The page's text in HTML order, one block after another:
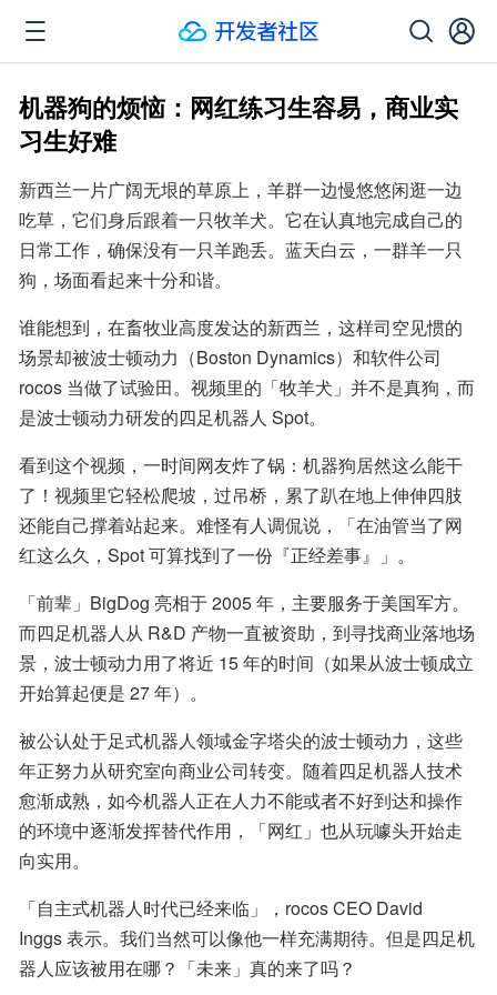
机器狗的烦恼：网红练习生容易，商业实
习生好难
新西兰一片广阔无垠的草原上，羊群一边慢悠悠闲逛一边
吃草，它们身后跟着一只牧羊犬。它在认真地完成自己的
日常工作，确保没有一只羊跑丢。蓝天白云，一群羊一只
狗，场面看起来十分和谐。
谁能想到，在畜牧业高度发达的新西兰，这样司空见惯的
场景却被波士顿动力（Boston Dynamics）和软件公司
rocos 当做了试验田。视频里的「牧羊犬」并不是真狗，而
是波士顿动力研发的四足机器人 Spot。
看到这个视频，一时间网友炸了锅：机器狗居然这么能干
了！视频里它轻松爬坡，过吊桥，累了趴在地上伸伸四肢
还能自己撑着站起来。难怪有人调侃说，「在油管当了网
红这么久，Spot 可算找到了一份『正经差事』」。
「前辈」BigDog 亮相于 2005 年，主要服务于美国军方。
而四足机器人从 R&D 产物一直被资助，到寻找商业落地场
景，波士顿动力用了将近 15 年的时间（如果从波士顿成立
开始算起便是 27 年）。
被公认处于足式机器人领域金字塔尖的波士顿动力，这些
年正努力从研究室向商业公司转变。随着四足机器人技术
愈渐成熟，如今机器人正在人力不能或者不好到达和操作
的环境中逐渐发挥替代作用，「网红」也从玩噱头开始走
向实用。
「自主式机器人时代已经来临」，rocos CEO David
Inggs 表示。我们当然可以像他一样充满期待。但是四足机
器人应该被用在哪？「未来」真的来了吗？